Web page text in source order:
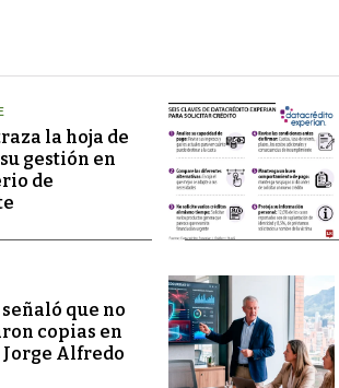
la hoja de
gestión en
de
que no
copias en
Jorge Alfredo